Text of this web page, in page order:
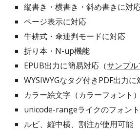
縦書き・横書き・斜め書きに対
ページ表示に対応
牛耕式・傘連判モードに対応
折り本・N-up機能
EPUB出力に簡易対応（サンプ
WYSIWYGなタグ付きPDF出力に
カラー絵文字（カラーフォント
unicode-rangeライクのフォン
ルビ、縦中横、割注が使用可能